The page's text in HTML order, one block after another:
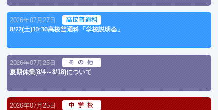
2026年07月27日
8/22(土)10:30高校普通科「学校説明会」
2026年07月25日
夏期休業(8/4～8/18)について
2026年07月25日